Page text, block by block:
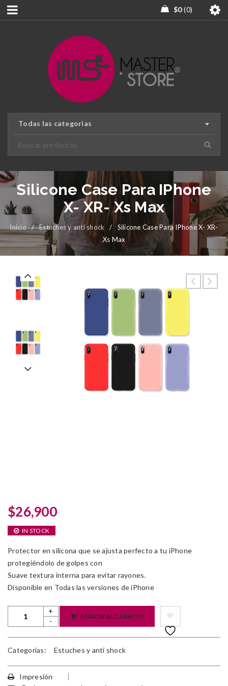
$0 0
Todas las categorias
Silicone Case Para IPhone
X- XR- Xs Max
Inicio / Estuches y anti shock /
Silicone Case Para IPhone X- XR-
Xs Max
$26,900
IN STOCK
Protector en silicona que se ajusta perfecto a tu iPhone
protegiéndolo de golpes con
Suave textura interna para evitar rayones.
Disponible en Todas las versiones de iPhone
AÑADIR AL CARRITO
Categorías: Estuches y anti shock
Impresión